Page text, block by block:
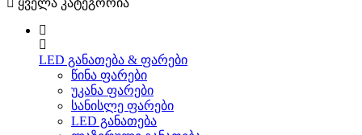
ყველა კატეგორია
LED განათება & ფარები
წინა ფარები
უკანა ფარები
სანისლე ფარები
LED განათება